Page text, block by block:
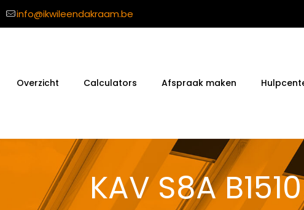
info@ikwileendakraam.be
Overzicht Calculators Afspraak maken
KAV S8A B1510